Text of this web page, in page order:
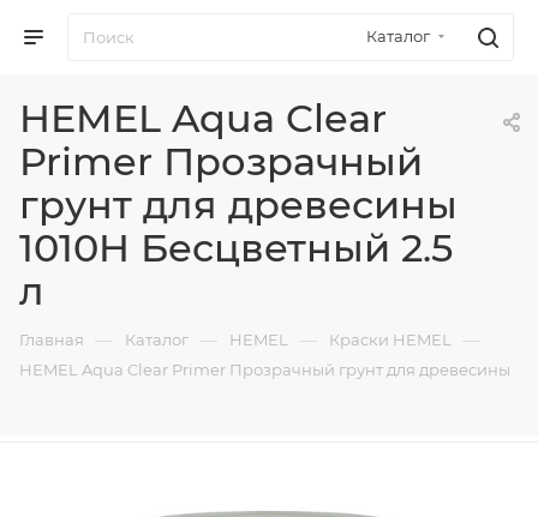
Каталог
HEMEL Aqua Clear
Primer Прозрачный
грунт для древесины
1010H Бесцветный 2.5
л
Главная — Каталог — HEMEL — Краски HEMEL —
HEMEL Aqua Clear Primer Прозрачный грунт для древесины